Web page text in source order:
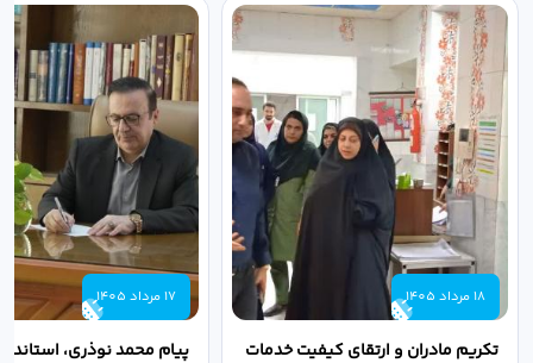
18 مرداد 1405
تکریم مادران و ارتقای کیفیت خدمات
17 مرداد 1405
پیام محمد نوذری،